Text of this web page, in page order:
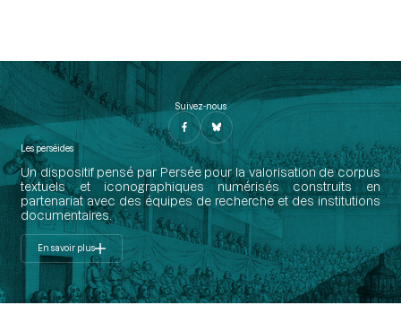
Suivez-nous
Les perséides
Un dispositif pensé par Persée pour la valorisation de corpus
textuels et iconographiques numérisés construits en
partenariat avec des équipes de recherche et des institutions
documentaires.
En savoir plus